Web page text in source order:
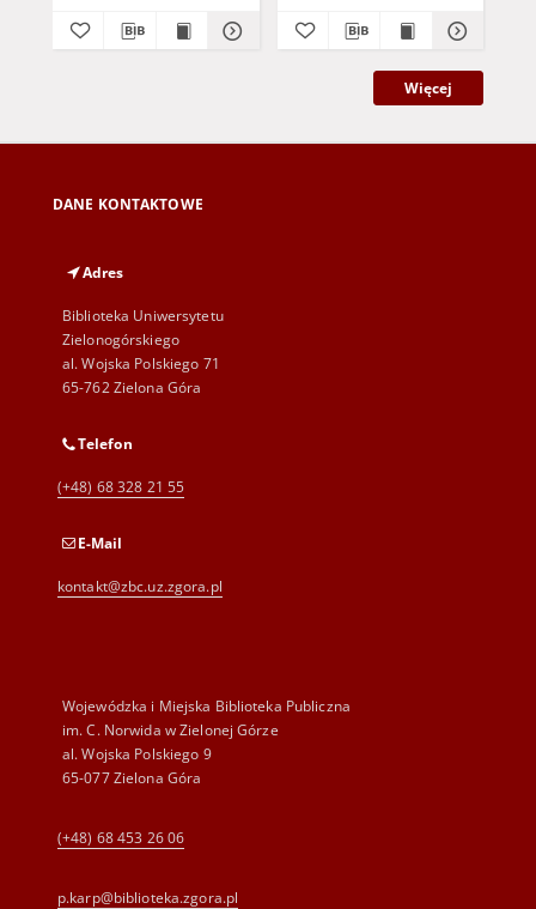
Więcej
DANE KONTAKTOWE
Adres
Biblioteka Uniwersytetu
Zielonogórskiego
al. Wojska Polskiego 71
65-762 Zielona Góra
Telefon
(+48) 68 328 21 55
E-Mail
kontakt@zbc.uz.zgora.pl
Wojewódzka i Miejska Biblioteka Publiczna
im. C. Norwida w Zielonej Górze
al. Wojska Polskiego 9
65-077 Zielona Góra
(+48) 68 453 26 06
p.karp@biblioteka.zgora.pl